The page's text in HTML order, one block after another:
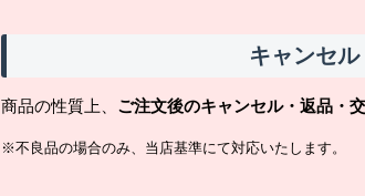
キャンセ
商品の性質上、 ご注文後のキャンセル・返品・
※不良品の場合のみ、当店基準にて対応いたします。